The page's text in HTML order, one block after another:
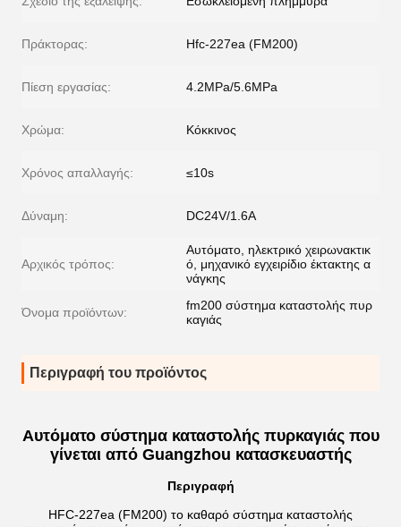
Πράκτορας: Hfc-227ea (FM200)
Πίεση εργασίας: 4.2MPa/5.6MPa
Χρώμα: Κόκκινος
Χρόνος απαλλαγής: ≤10s
Δύναμη: DC24V/1.6A
Αρχικός τρόπος:
Αυτόματο, ηλεκτρικό χειρωνακτικ
ό, μηχανικό εγχειρίδιο έκτακτης α
νάγκης
Όνομα προϊόντων:
fm200 σύστημα καταστολής πυρ
καγιάς
Περιγραφή του προϊόντος
Αυτόματο σύστημα καταστολής πυρκαγιάς που
γίνεται από Guangzhou κατασκευαστής
Περιγραφή
HFC-227ea (FM200) το καθαρό σύστημα καταστολής